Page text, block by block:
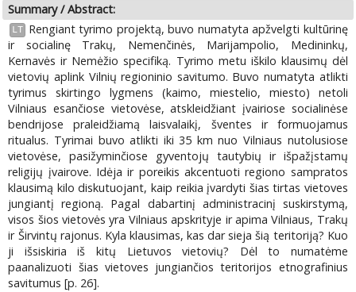
Summary / Abstract:
LT
Rengiant tyrimo projektą, buvo numatyta apžvelgti kultūrinę
ir socialinę Trakų, Nemenčinės, Marijampolio, Medininkų,
Kernavės ir Nemėžio specifiką. Tyrimo metu iškilo klausimų dėl
vietovių aplink Vilnių regioninio savitumo. Buvo numatyta atlikti
tyrimus skirtingo lygmens (kaimo, miestelio, miesto) netoli
Vilniaus esančiose vietovėse, atskleidžiant įvairiose socialinėse
bendrijose praleidžiamą laisvalaikį, šventes ir formuojamus
ritualus. Tyrimai buvo atlikti iki 35 km nuo Vilniaus nutolusiose
vietovėse, pasižyminčiose gyventojų tautybių ir išpažįstamų
religijų įvairove. Idėja ir poreikis akcentuoti regiono sampratos
klausimą kilo diskutuojant, kaip reikia įvardyti šias tirtas vietoves
jungiantį regioną. Pagal dabartinį administracinį suskirstymą,
visos šios vietovės yra Vilniaus apskrityje ir apima Vilniaus, Trakų
ir Širvintų rajonus. Kyla klausimas, kas dar sieja šią teritoriją? Kuo
ji išsiskiria iš kitų Lietuvos vietovių? Dėl to numatėme
paanalizuoti šias vietoves jungiančios teritorijos etnografinius
savitumus [p. 26].